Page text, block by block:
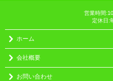
営業時間
定休日:
ホーム
会社概要
お問い合わせ